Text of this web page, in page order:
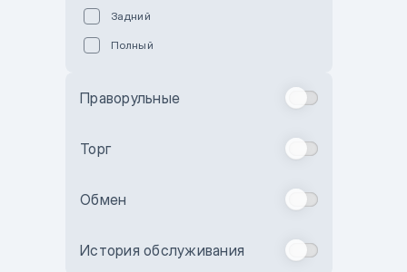
Бежевый
Комбинированный
Задний
Полный
Праворульные
Торг
Обмен
История обслуживания